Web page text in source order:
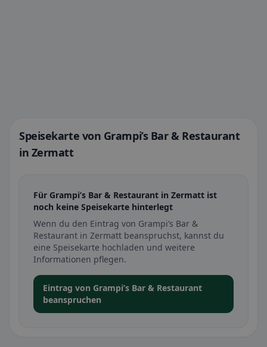
Speisekarte von Grampi’s Bar & Restaurant
in Zermatt
Für Grampi’s Bar & Restaurant in Zermatt ist
noch keine Speisekarte hinterlegt
Wenn du den Eintrag von Grampi’s Bar &
Restaurant in Zermatt beanspruchst, kannst du
eine Speisekarte hochladen und weitere
Informationen pflegen.
Eintrag von Grampi’s Bar & Restaurant
beanspruchen